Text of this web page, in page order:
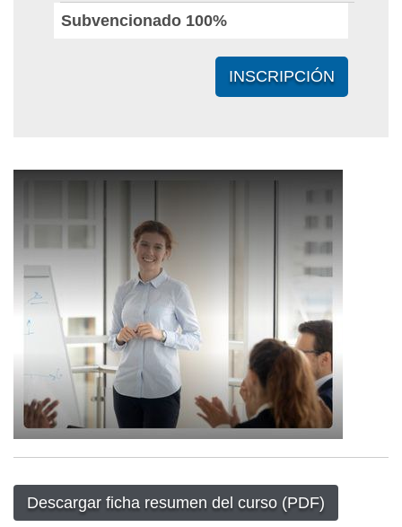
Subvencionado 100%
INSCRIPCIÓN
Descargar ficha resumen del curso (PDF)